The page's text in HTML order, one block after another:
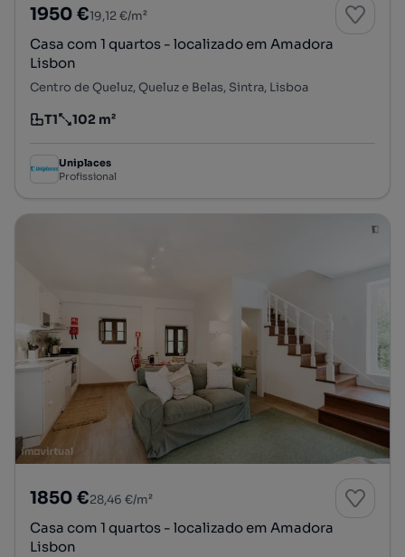
1950 €19,12 €/m²
Casa com 1 quartos - localizado em Amadora
Lisbon
Centro de Queluz, Queluz e Belas, Sintra, Lisboa
Tipologia
T1
Preço por metro quadrado
102 m²
Uniplaces
Profissional
1850 €28,46 €/m²
Casa com 1 quartos - localizado em Amadora
Lisbon